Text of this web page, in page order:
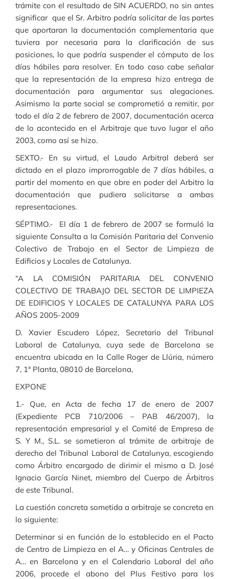
trámite con el resultado de SIN ACUERDO, no sin antes
significar que el Sr. Arbitro podría solicitar de las partes
que aportaran la documentación complementaria que
tuviera por necesaria para la clarificación de sus
posiciones, lo que podría suspender el cómputo de los
días hábiles para resolver. En todo caso cabe señalar
que la representación de la empresa hizo entrega de
documentación para argumentar sus alegaciones.
Asimismo la parte social se comprometió a remitir, por
todo el día 2 de febrero de 2007, documentación acerca
de lo acontecido en el Arbitraje que tuvo lugar el año
2003, como así se hizo.
SEXTO.- En su virtud, el Laudo Arbitral deberá ser
dictado en el plazo improrrogable de 7 días hábiles, a
partir del momento en que obre en poder del Arbitro la
documentación que pudiera solicitarse a ambas
representaciones.
SÉPTIMO.- El día 1 de febrero de 2007 se formuló la
siguiente Consulta a la Comisión Paritaria del Convenio
Colectivo de Trabajo en el Sector de Limpieza de
Edificios y Locales de Catalunya.
“A LA COMISIÓN PARITARIA DEL CONVENIO
COLECTIVO DE TRABAJO DEL SECTOR DE LIMPIEZA
DE EDIFICIOS Y LOCALES DE CATALUNYA PARA LOS
AÑOS 2005-2009
D. Xavier Escudero López, Secretario del Tribunal
Laboral de Catalunya, cuya sede de Barcelona se
encuentra ubicada en la Calle Roger de Llúria, número
7, 1ª Planta, 08010 de Barcelona,
EXPONE
1.- Que, en Acta de fecha 17 de enero de 2007
(Expediente PCB 710/2006 – PAB 46/2007), la
representación empresarial y el Comité de Empresa de
S. Y M., S.L. se sometieron al trámite de arbitraje de
derecho del Tribunal Laboral de Catalunya, escogiendo
como Árbitro encargado de dirimir el mismo a D. José
Ignacio García Ninet, miembro del Cuerpo de Árbitros
de este Tribunal.
La cuestión concreta sometida a arbitraje se concreta en
lo siguiente:
Determinar si en función de lo establecido en el Pacto
de Centro de Limpieza en el A… y Oficinas Centrales de
A… en Barcelona y en el Calendario Laboral del año
2006, procede el abono del Plus Festivo para los